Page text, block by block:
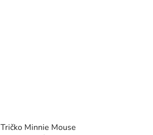
Tričko Minnie Mouse